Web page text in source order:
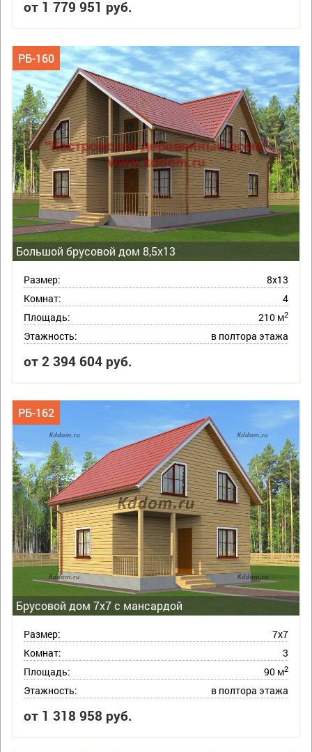
от 1 779 951 руб.
Большой брусовой дом 8,5х13
РБ-160
Размер:
8х13
Комнат:
4
Площадь:
210 м2
Этажность: в полтора этажа
от 2 394 604 руб.
Брусовой дом 7х7 с мансардой
РБ-162
Размер:
7х7
Комнат:
3
Площадь:
90 м2
Этажность: в полтора этажа
от 1 318 958 руб.